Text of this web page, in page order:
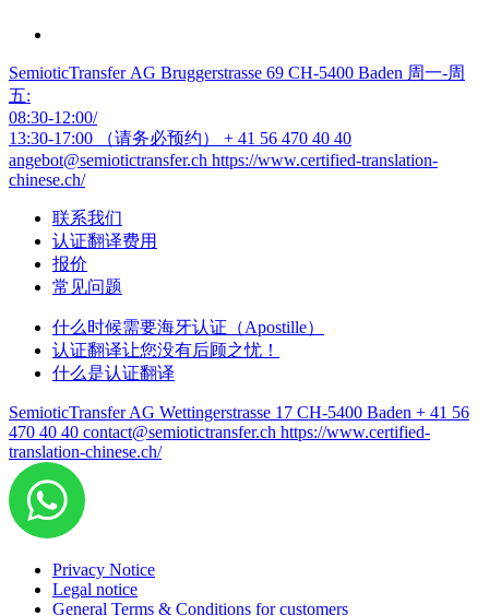
SemioticTransfer AG Bruggerstrasse 69 CH-5400 Baden 周一-周
五:
08:30-12:00/
13:30-17:00 （请务必预约） + 41 56 470 40 40
angebot@semiotictransfer.ch https://www.certified-translation-
chinese.ch/
联系我们
认证翻译费用
报价
常见问题
什么时候需要海牙认证（Apostille）
认证翻译让您没有后顾之忧！
什么是认证翻译
SemioticTransfer AG Wettingerstrasse 17 CH-5400 Baden + 41 56
470 40 40 contact@semiotictransfer.ch https://www.certified-
translation-chinese.ch/
Privacy Notice
Legal notice
General Terms & Conditions for customers